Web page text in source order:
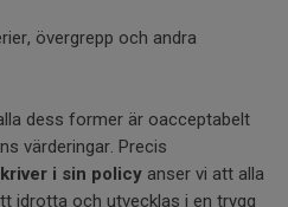
övergrepp och andra
dess former är oacceptabelt
värderingar. Precis
i sin policy anser vi att alla
idrotta och utvecklas i en trygg